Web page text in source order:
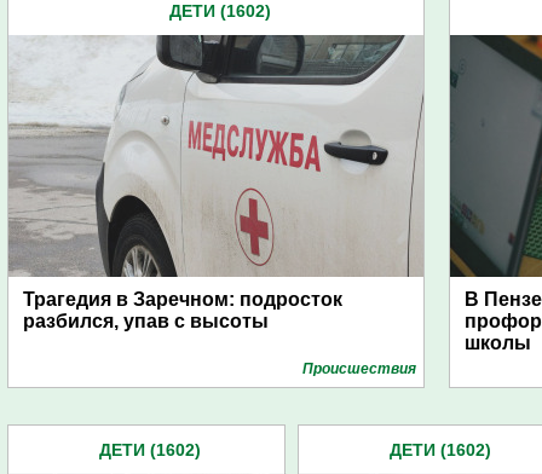
ДЕТИ (1602)
Трагедия в Заречном: подросток
разбился, упав с высоты
Проиcшествия
В
школы
ДЕТИ (1602) ДЕТИ (1602)